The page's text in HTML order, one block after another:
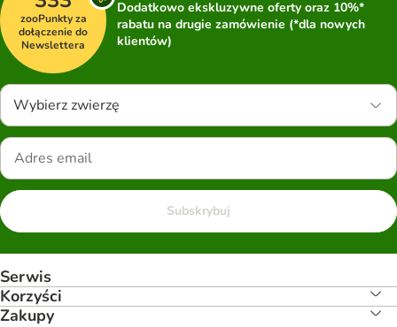
zooPunkty za
dołączenie do
Newslettera
Dodatkowo ekskluzywne oferty oraz 10%*
rabatu na drugie zamówienie (*dla nowych
klientów)
Wybierz zwierzę
Subskrybuj
Serwis
Korzyści
Zakupy